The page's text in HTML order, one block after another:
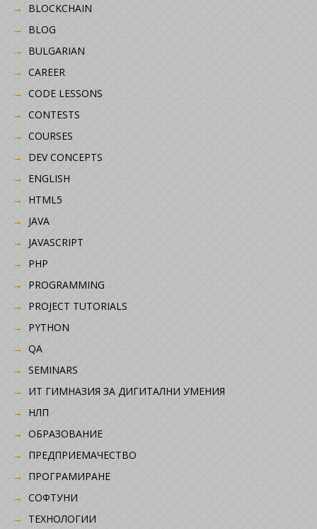
BLOCKCHAIN
BLOG
BULGARIAN
CAREER
CODE LESSONS
CONTESTS
COURSES
DEV CONCEPTS
ENGLISH
HTML5
JAVA
JAVASCRIPT
PHP
PROGRAMMING
PROJECT TUTORIALS
PYTHON
QA
SEMINARS
ИТ ГИМНАЗИЯ ЗА ДИГИТАЛНИ УМЕНИЯ
НЛП
ОБРАЗОВАНИЕ
ПРЕДПРИЕМАЧЕСТВО
ПРОГРАМИРАНЕ
СОФТУНИ
ТЕХНОЛОГИИ